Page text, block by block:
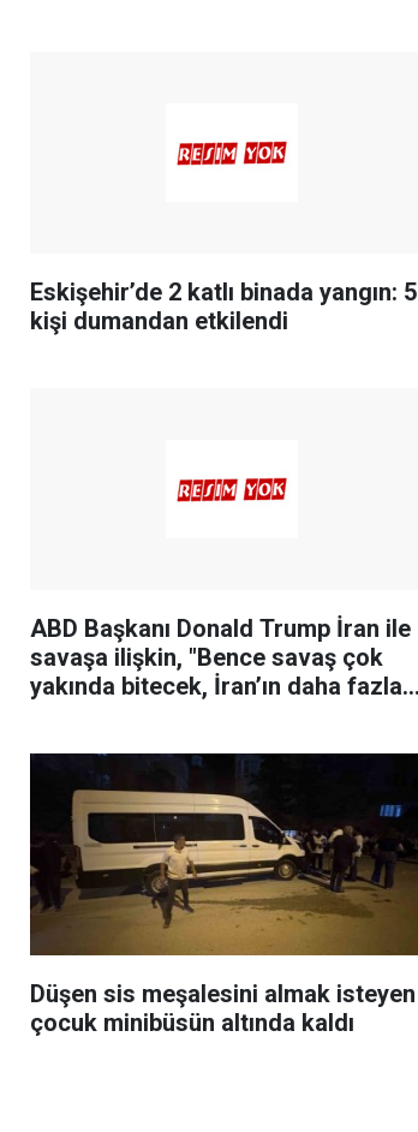
Eskişehir’de 2 katlı binada yangın: 5
kişi dumandan etkilendi
ABD Başkanı Donald Trump İran ile
savaşa ilişkin, "Bence savaş çok
yakında bitecek, İran’ın daha fazla
Düşen sis meşalesini almak isteyen
çocuk minibüsün altında kaldı